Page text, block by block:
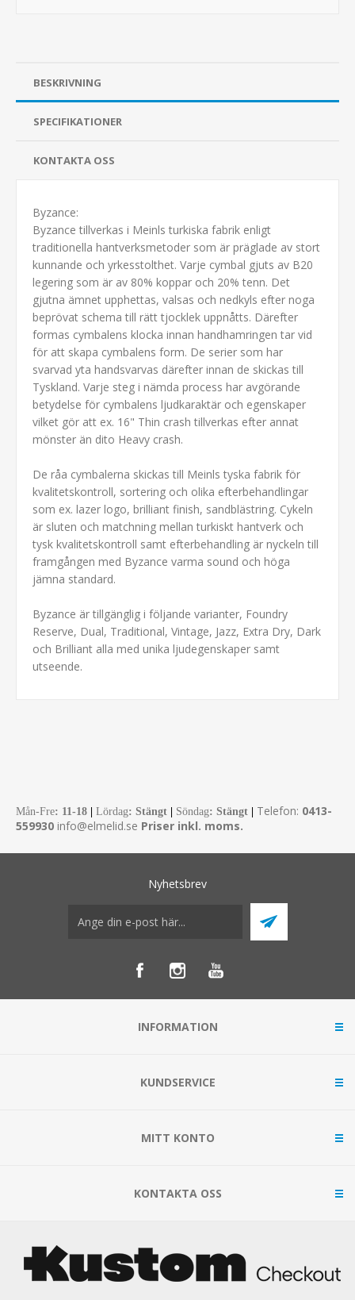
BESKRIVNING
SPECIFIKATIONER
KONTAKTA OSS
Byzance:
Byzance tillverkas i Meinls turkiska fabrik enligt
traditionella hantverksmetoder som är präglade av stort
kunnande och yrkesstolthet. Varje cymbal gjuts av B20
legering som är av 80% koppar och 20% tenn. Det
gjutna ämnet upphettas, valsas och nedkyls efter noga
beprövat schema till rätt tjocklek uppnåtts. Därefter
formas cymbalens klocka innan handhamringen tar vid
för att skapa cymbalens form. De serier som har
svarvad yta handsvarvas därefter innan de skickas till
Tyskland. Varje steg i nämda process har avgörande
betydelse för cymbalens ljudkaraktär och egenskaper
vilket gör att ex. 16" Thin crash tillverkas efter annat
mönster än dito Heavy crash.
De råa cymbalerna skickas till Meinls tyska fabrik för
kvalitetskontroll, sortering och olika efterbehandlingar
som ex. lazer logo, brilliant finish, sandblästring. Cykeln
är sluten och matchning mellan turkiskt hantverk och
tysk kvalitetskontroll samt efterbehandling är nyckeln till
framgången med Byzance varma sound och höga
jämna standard.
Byzance är tillgänglig i följande varianter, Foundry
Reserve, Dual, Traditional, Vintage, Jazz, Extra Dry, Dark
och Brilliant alla med unika ljudegenskaper samt
utseende.
Mån-Fre: 11-18 Lördag: Stängt Söndag: Stängt Telefon: 0413-
559930 info@elmelid.se Priser inkl. moms.
Nyhetsbrev
INFORMATION
KUNDSERVICE
MITT KONTO
KONTAKTA OSS